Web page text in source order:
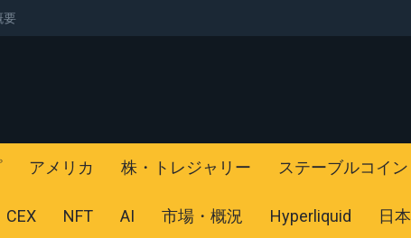
要
アメリカ 株・トレジャリー ステーブルコイン
CEX NFT AI 市場・概況 Hyperliquid 日本